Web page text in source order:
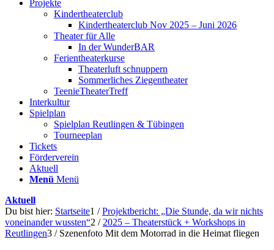
Projekte
Kindertheaterclub
Kindertheaterclub Nov 2025 – Juni 2026
Theater für Alle
In der WunderBAR
Ferientheaterkurse
Theaterluft schnuppern
Sommerliches Ziegentheater
TeenieTheaterTreff
Interkultur
Spielplan
Spielplan Reutlingen & Tübingen
Tourneeplan
Tickets
Förderverein
Aktuell
Menü Menü
Aktuell
Du bist hier: Startseite1 / Projektbericht: „Die Stunde, da wir nichts
voneinander wussten“2 / 2025 – Theaterstück + Workshops in
Reutlingen3 / Szenenfoto Mit dem Motorrad in die Heimat fliegen